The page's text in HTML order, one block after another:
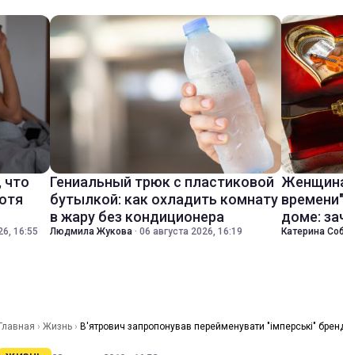
что
16:55
Гениальный трюк с пластиковой
бутылкой: как охладить комнату
в жару без кондиционера
Людмила Жукова · 06 августа 2026, 16:19
доме:
Катерина
Главная › Жизнь › В'ятрович запропонував перейменувати "імперські"